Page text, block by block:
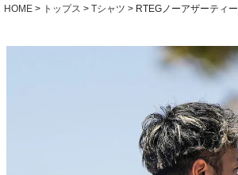
HOME トップス Tシャツ RTEGノーアザーティー